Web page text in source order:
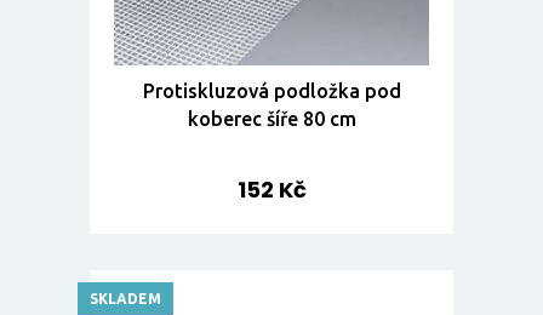
Protiskluzová podložka pod
koberec šíře 80 cm
152 Kč
SKLADEM